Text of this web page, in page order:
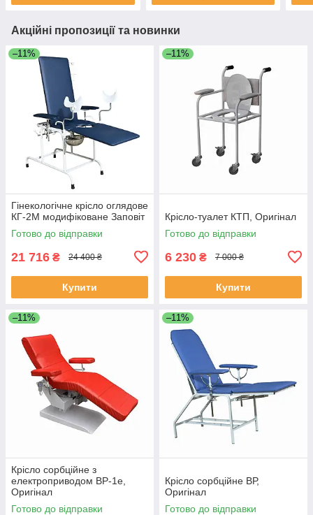
Акційні пропозиції та новинки
–11%
Гінекологічне крісло оглядове
КГ-2М модифіковане Заповіт
Готово до відправки
21 716 ₴ 24 400 ₴
Купити
–11%
Крісло-туалет КТП, Оригінал
Готово до відправки
6 230 ₴ 7 000 ₴
Купити
–11%
Крісло сорбційне з
електроприводом ВР-1е,
Оригінал
Готово до відправки
–11%
Крісло сорбційне ВР,
Оригінал
Готово до відправки